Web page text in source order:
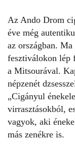
Az Ando Drom
éve még
az országban.
fesztiválokon lép
a Mitsourával.
népzenét
„Cigányul
virrasztásokból,
vagyok, aki
más zenékre is.